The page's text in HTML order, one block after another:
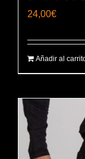
24,00€
Añadir al